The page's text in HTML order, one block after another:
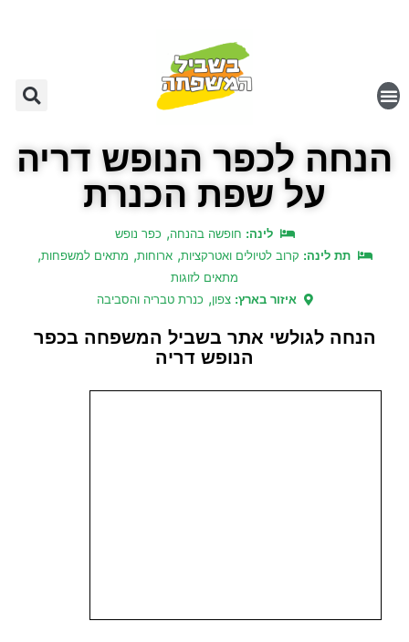
הנחה לכפר הנופש דריה
על שפת הכנרת
לינה: חופשה בהנחה, כפר נופש
תת לינה: קרוב לטיולים ואטרקציות, ארוחות, מתאים למשפחות,
מתאים לזוגות
איזור בארץ:צפון, כנרת טבריה והסביבה
הנחה לגולשי אתר בשביל המשפחה בכפר
הנופש דריה